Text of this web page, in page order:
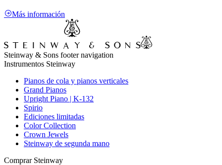
Más información
Steinway & Sons footer navigation
Instrumentos Steinway
Pianos de cola y pianos verticales
Grand Pianos
Upright Piano | K-132
Spirio
Ediciones limitadas
Color Collection
Crown Jewels
Steinway de segunda mano
Comprar Steinway